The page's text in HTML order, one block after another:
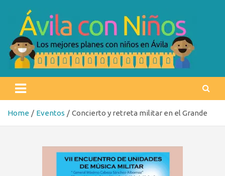
content
Ávila con niños
Home Eventos Concierto y retreta militar en el Grande